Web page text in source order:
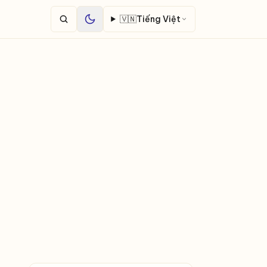
🇻🇳Tiếng Việt